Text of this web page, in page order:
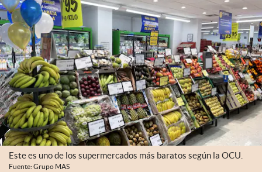
Este es uno de los supermercados más baratos según la OCU.
Fuente: Grupo MAS